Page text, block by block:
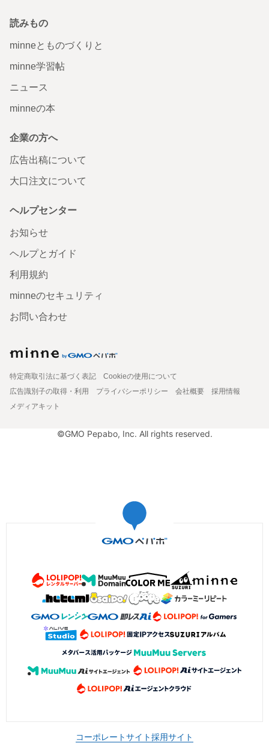
読みもの
minneとものづくりと
minne学習帖
ニュース
minneの本
企業の方へ
広告出稿について
大口注文について
ヘルプセンター
お知らせ
ヘルプとガイド
利用規約
minneのセキュリティ
お問い合わせ
特定商取引法に基づく表記
Cookieの使用について
広告識別子の取得・利用
プライバシーポリシー 会社概要
採用情報
メディアキット
©GMO Pepabo, Inc. All rights reserved.
コーポレートサイト採用サイト